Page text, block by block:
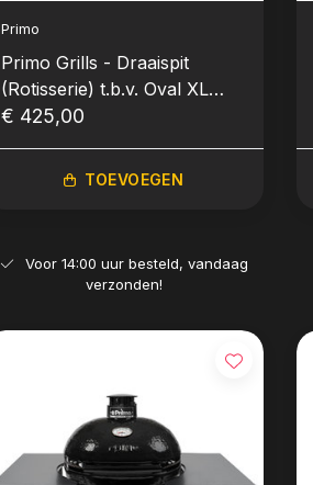
Primo
Primo Grills - Draaispit
(Rotisserie) t.b.v. Oval XL
400
€ 425,00
TOEVOEGEN
Voor 14:00 uur besteld, vandaag
verzonden!